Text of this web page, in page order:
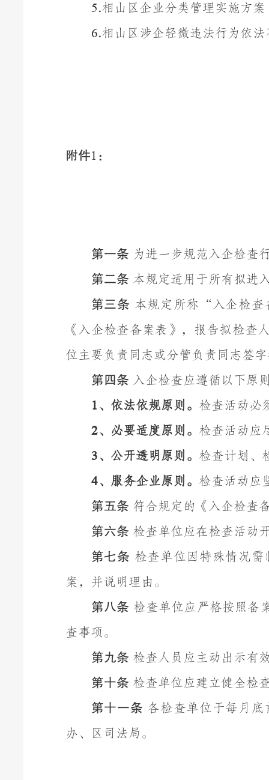
5.相山区企业分类管理实施方案
6.相山区涉企轻微违法行为依
附件1 ：
第一条 为进一步规范入企检查
第二条 本规定适用于所有拟进
第三条 本规定所称 “ 入企检查
《入企检查备案表》，报告拟检查
位主要负责同志或分管负责同志签
第四条 入企检查应遵循以下原
1 、 依法依规原则。 检查活动必
2、 必要适度原则。 检查活动应
3、 公开透明原则。 检查计划、
4、 服务企业原则。 检查活动应
第五条 符合规定的 《入企检查
第六条 检查单位应在检查活动
第七条 检查单位因特殊情况
案，并说明理由。
第八条 检查单位应严格按照备
查事项。
第九条 检查人员应主动出示有
第十条 检查单位应建立健全检
第十一条 各检查单位于每月 底
办、区司法局。